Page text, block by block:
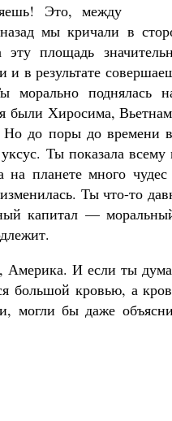
Это, между
мы кричали в
площадь
и в результате
морально
были Хиросима,
до поры до времени
Ты показала
на планете много
Ты что-то
капитал —
Америка. И если ты
большой кровью, а
могли бы даже